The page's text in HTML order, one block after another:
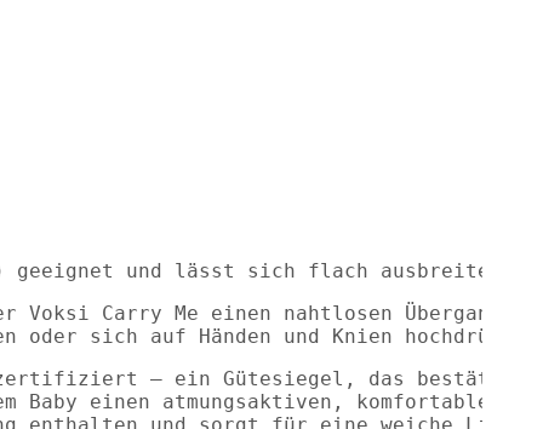
und lässt sich flach ausbreiten.
Carry Me einen nahtlosen Übergang
sich auf Händen und Knien
zertifiziert – ein Gütesiegel, das
Baby einen atmungsaktiven, komfortablen